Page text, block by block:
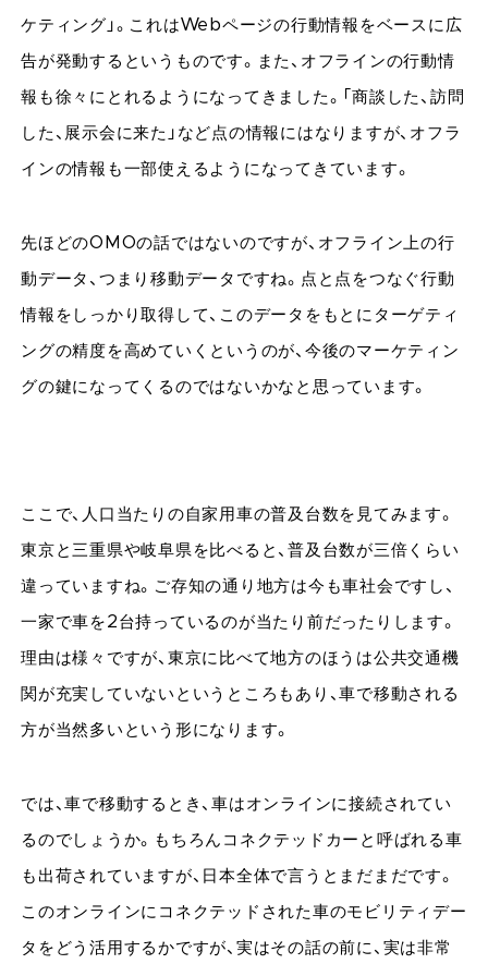
ケティング」。これはWebページの行動情報をベースに広
告が発動するというものです。また、オフラインの行動情
報も徐々にとれるようになってきました。「商談した、訪問
した、展示会に来た」など点の情報にはなりますが、オフラ
インの情報も一部使えるようになってきています。
先ほどのOMOの話ではないのですが、オフライン上の行
動データ、つまり移動データですね。点と点をつなぐ行動
情報をしっかり取得して、このデータをもとにターゲティ
ングの精度を高めていくというのが、今後のマーケティン
グの鍵になってくるのではないかなと思っています。
ここで、人口当たりの自家用車の普及台数を見てみます。
東京と三重県や岐阜県を比べると、普及台数が三倍くらい
違っていますね。ご存知の通り地方は今も車社会ですし、
一家で車を2台持っているのが当たり前だったりします。
理由は様々ですが、東京に比べて地方のほうは公共交通機
関が充実していないというところもあり、車で移動される
方が当然多いという形になります。
では、車で移動するとき、車はオンラインに接続されてい
るのでしょうか。もちろんコネクテッドカーと呼ばれる車
も出荷されていますが、日本全体で言うとまだまだです。
このオンラインにコネクテッドされた車のモビリティデー
タをどう活用するかですが、実はその話の前に、実は非常